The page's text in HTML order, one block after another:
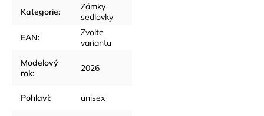
Kategorie:
Zámky
sedlovky
EAN:
Zvolte
variantu
Modelový
rok: 2026
Pohlaví: unisex